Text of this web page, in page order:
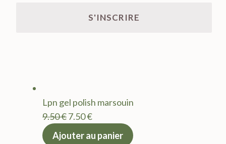
Lpn gel polish marsouin
9.50€Le
prix
7.50€Le
Ajouter au panier